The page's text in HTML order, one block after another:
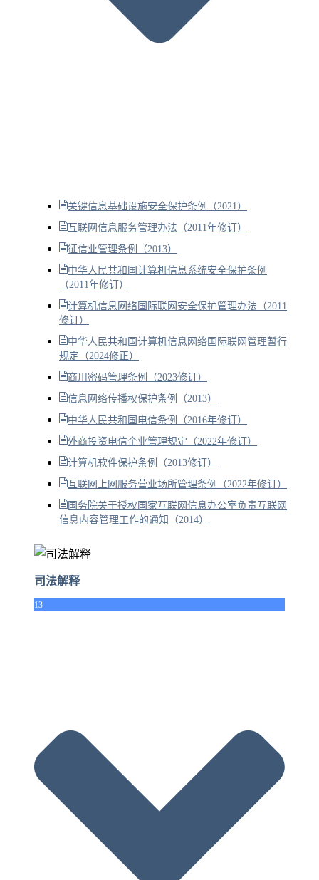
关键信息基础设施安全保护条例（2021）
互联网信息服务管理办法（2011年修订）
征信业管理条例（2013）
中华人民共和国计算机信息系统安全保护条例
（2011年修订）
计算机信息网络国际联网安全保护管理办法（2011
修订）
中华人民共和国计算机信息网络国际联网管理暂行
规定（2024修正）
商用密码管理条例（2023修订）
信息网络传播权保护条例（2013）
中华人民共和国电信条例（2016年修订）
外商投资电信企业管理规定（2022年修订）
计算机软件保护条例（2013修订）
互联网上网服务营业场所管理条例（2022年修订）
国务院关于授权国家互联网信息办公室负责互联网
信息内容管理工作的通知（2014）
司法解释
13